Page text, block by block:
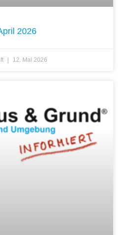
2026
12. Mai 2026